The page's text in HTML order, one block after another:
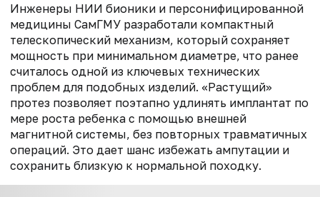
Инженеры НИИ бионики и персонифицированной
медицины СамГМУ разработали компактный
телескопический механизм, который сохраняет
мощность при минимальном диаметре, что ранее
считалось одной из ключевых технических
проблем для подобных изделий. «Растущий»
протез позволяет поэтапно удлинять имплантат по
мере роста ребенка с помощью внешней
магнитной системы, без повторных травматичных
операций. Это дает шанс избежать ампутации и
сохранить близкую к нормальной походку.